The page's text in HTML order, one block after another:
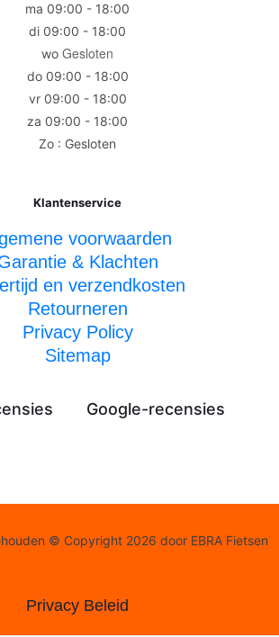
ma 09:00 - 18:00
di 09:00 - 18:00
wo Gesloten
do 09:00 - 18:00
vr 09:00 - 18:00
za 09:00 - 18:00
Zo : Gesloten
Klantenservice
voorwaarden
& Klachten
en verzendkosten
Retourneren
Privacy Policy
Sitemap
Google-recensies
© Copyright 2026 door EBRA Fietsen
Privacy Beleid